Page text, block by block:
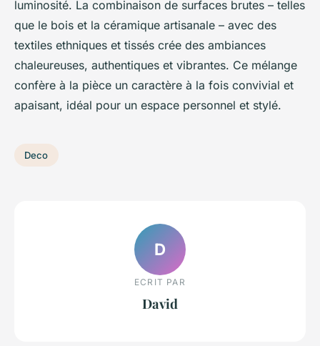
luminosité. La combinaison de surfaces brutes – telles
que le bois et la céramique artisanale – avec des
textiles ethniques et tissés crée des ambiances
chaleureuses, authentiques et vibrantes. Ce mélange
confère à la pièce un caractère à la fois convivial et
apaisant, idéal pour un espace personnel et stylé.
Deco
D
ECRIT PAR
David